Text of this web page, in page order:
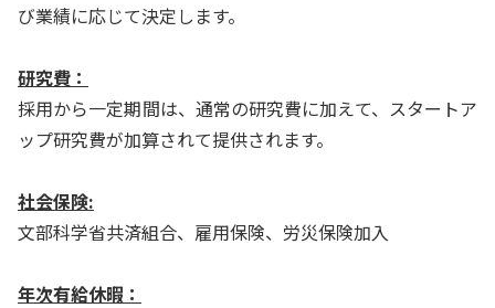
び業績に応じて決定します。
研究費：
採用から一定期間は、通常の研究費に加えて、 スタートア
ップ研究費が加算されて提供されます。
社会保険:
文部科学省共済組合、雇用保険、労災保険加入
年次有給休暇：